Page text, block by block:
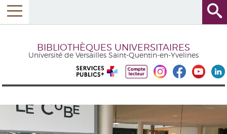
BIBLIOTHÈQUES UNIVERSITAIRES
Université de Versailles Saint-Quentin-en-Yvelines